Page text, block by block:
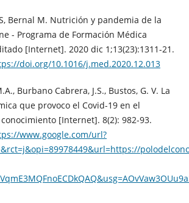
Bernal M. Nutrición y pandemia de la
- Programa de Formación Médica
[Internet]. 2020 dic 1;13(23):1311-21.
doi.org/10.1016/j.med.2020.12.013
Burbano Cabrera, J.S., Bustos, G. V. La
que provoco el Covid-19 en el
[Internet]. 8(2): 982-93.
www.google.com/url?